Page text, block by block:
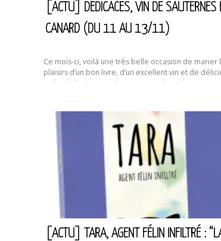
[ACTU] DÉDICACES, VIN DE SAUTERNES
CANARD (DU 11 AU 13/11)
Ce mois-ci, voilà une très belle occasion de marier
plaisirs d’un bon livre, d’un excellent vin et de
spécialités de canard. Oui, ici c’est le Sud-Ouest.
j’aurai le plaisir de dédicacer tous mes livres au …
Continuer la lecture de[Actu]
Dédicaces,
Vin
de
Sauternes
et
au
13/11)
[ACTU] TARA, AGENT FÉLIN INFILTRÉ :